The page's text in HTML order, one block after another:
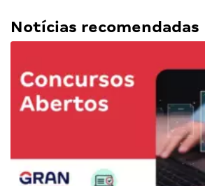
Notícias recomendadas